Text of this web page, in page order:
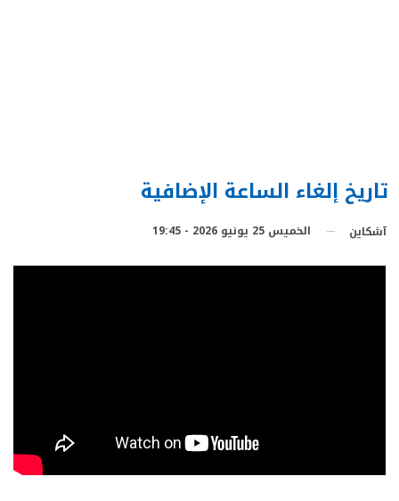
تاريخ إلغاء الساعة الإضافية
آشكاين الخميس 25 يونيو 2026 - 19:45